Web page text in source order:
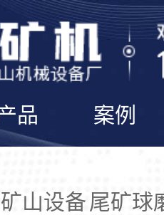
品 案例
矿山设备 尾矿球